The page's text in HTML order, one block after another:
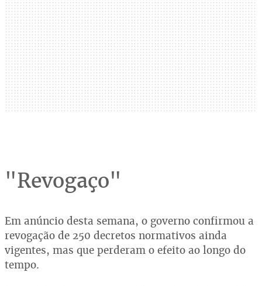
"Revogaço"
Em anúncio desta semana, o governo confirmou a
revogação de 250 decretos normativos ainda
vigentes, mas que perderam o efeito ao longo do
tempo.